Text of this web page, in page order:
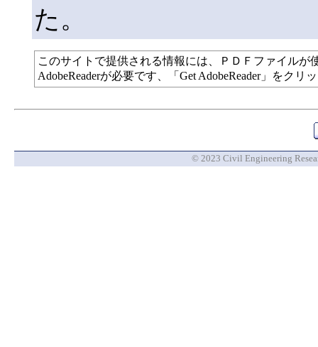
た。
このサイトで提供される情報には、ＰＤＦファイル
AdobeReaderが必要です、「Get AdobeReader」をク
© 2023 Civil Engineering